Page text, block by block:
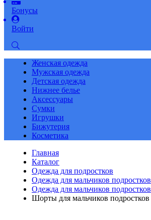
Бонусы
Войти
Женская одежда
Мужская одежда
Детская одежда
Нижнее белье
Аксессуары
Сумки
Игрушки
Бижутерия
Косметика
Главная
Каталог
Одежда для подростков
Одежда для мальчиков подростков
Одежда для мальчиков подростков
Шорты для мальчиков подростков